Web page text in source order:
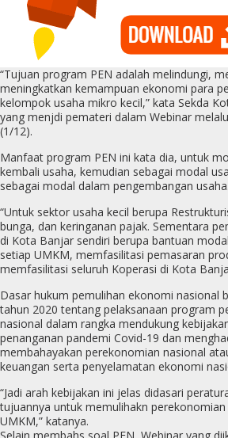
“Tujuan program PEN adalah melindungi,
meningkatkan kemampuan ekonomi para
kelompok usaha mikro kecil,” kata Sekda
yang menjdi pemateri dalam Webinar
(1/12).
Manfaat program PEN ini kata dia, untuk
kembali usaha, kemudian sebagai modal
sebagai modal dalam pengembangan usaha.
“Untuk sektor usaha kecil berupa
bunga, dan keringanan pajak. Sementara
di Kota Banjar sendiri berupa bantuan
setiap UMKM, memfasilitasi pemasaran
memfasilitasi seluruh Koperasi di Kota
Dasar hukum pemulihan ekonomi nasional
tahun 2020 tentang pelaksanaan program
nasional dalam rangka mendukung
penanganan pandemi Covid-19 dan
membahayakan perekonomian nasional
keuangan serta penyelamatan ekonomi
“Jadi arah kebijakan ini jelas didasari
tujuannya untuk memulihakn
UMKM,” katanya.